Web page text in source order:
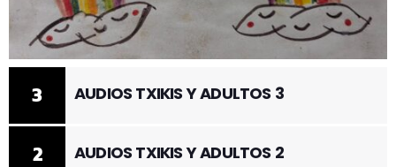
2 AUDIOS TXIKIS Y ADULTOS 2
3 AUDIOS TXIKIS Y ADULTOS 3